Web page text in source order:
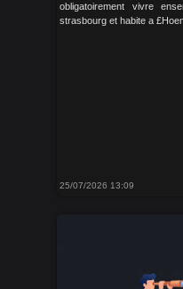
obligatoirement vivre
strasbourg et habite a
25/07/2026 13:09